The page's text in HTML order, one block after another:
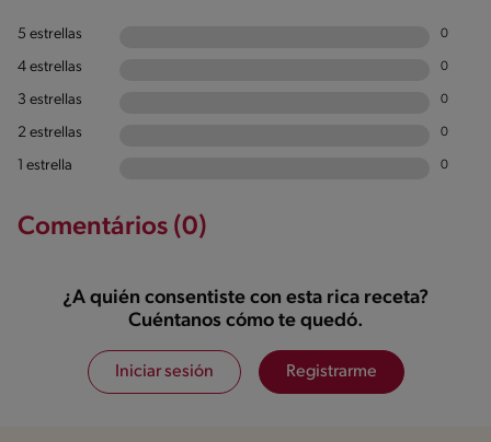
5 estrellas 0
4 estrellas 0
3 estrellas 0
2 estrellas 0
1 estrella 0
Comentários (0)
¿A quién consentiste con esta rica receta?
Cuéntanos cómo te quedó.
Iniciar sesión Registrarme